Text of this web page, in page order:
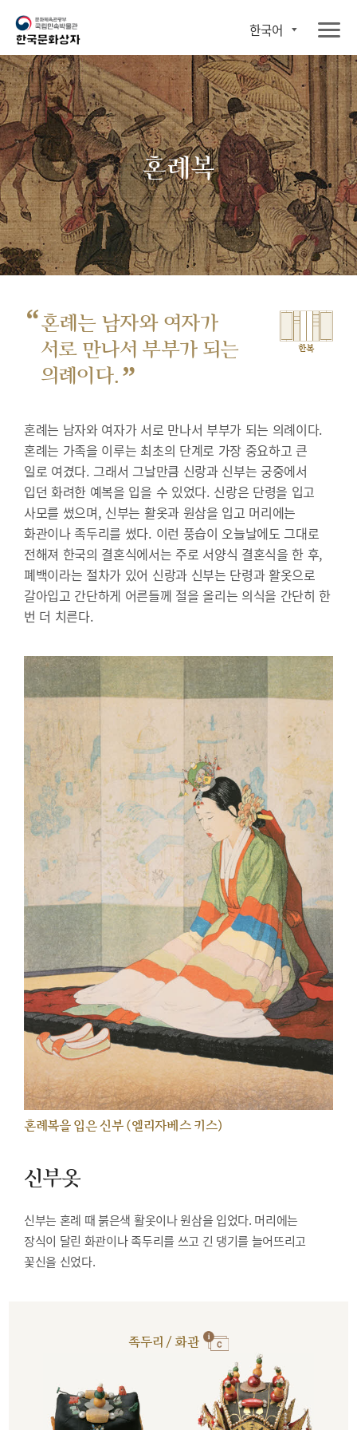
한국어
혼례복
“혼례는 남자와 여자가
서로 만나서 부부가 되는
의례이다. ”
한복
혼례는 남자와 여자가 서로 만나서 부부가 되는 의례이다.
혼례는 가족을 이루는 최초의 단계로 가장 중요하고 큰
일로 여겼다. 그래서 그날만큼 신랑과 신부는 궁중에서
입던 화려한 예복을 입을 수 있었다. 신랑은 단령을 입고
사모를 썼으며, 신부는 활옷과 원삼을 입고 머리에는
화관이나 족두리를 썼다. 이런 풍습이 오늘날에도 그대로
전해져 한국의 결혼식에서는 주로 서양식 결혼식을 한 후,
폐백이라는 절차가 있어 신랑과 신부는 단령과 활옷으로
갈아입고 간단하게 어른들께 절을 올리는 의식을 간단히 한
번 더 치른다.
혼례복을 입은 신부 (엘리자베스 키스)
신부옷
신부는 혼례 때 붉은색 활옷이나 원삼을 입었다. 머리에는
장식이 달린 화관이나 족두리를 쓰고 긴 댕기를 늘어뜨리고
꽃신을 신었다.
족두리 / 화관